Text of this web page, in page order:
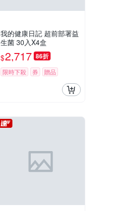
我的健康日記 超前部署益
生菌 30入X4盒
$2,717 86折
限時下殺 券 贈品